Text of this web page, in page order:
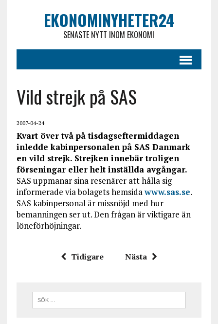
EKONOMINYHETER24
SENASTE NYTT INOM EKONOMI
Vild strejk på SAS
2007-04-24
Kvart över två på tisdagseftermiddagen
inledde kabinpersonalen på SAS Danmark
en vild strejk. Strejken innebär troligen
förseningar eller helt inställda avgångar.
SAS uppmanar sina resenärer att hålla sig
informerade via bolagets hemsidawww.sas.se.
SAS kabinpersonal är missnöjd med hur
bemanningen ser ut. Den frågan är viktigare än
löneförhöjningar.
Tidigare Nästa